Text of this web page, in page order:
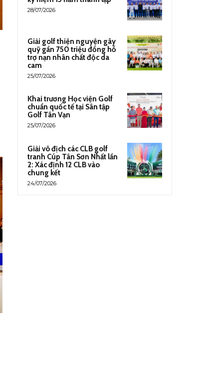
28/07/2026
Giải golf thiện nguyện gây
quỹ gần 750 triệu đồng hỗ
trợ nạn nhân chất độc da
cam
25/07/2026
Khai trương Học viện Golf
chuẩn quốc tế tại Sân tập
Golf Tân Vạn
25/07/2026
Giải vô địch các CLB golf
tranh Cúp Tân Sơn Nhất lần
2: Xác định 12 CLB vào
chung kết
24/07/2026